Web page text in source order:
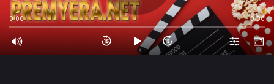
0:00 0:00